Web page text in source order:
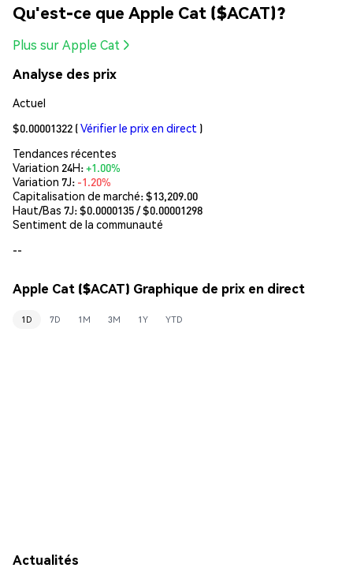
Qu'est-ce que Apple Cat ($ACAT)?
Plus sur Apple Cat
Analyse des prix
Actuel
$0.00001322 (Vérifier le prix en direct )
Tendances récentes
Variation 24H:+1.00%
Variation 7J: -1.20%
Capitalisation de marché:$13,209.00
Haut/Bas 7J: $0.0000135/ $0.00001298
Sentiment de la communauté
--
Apple Cat ($ACAT) Graphique de prix en direct
1D 7D 1M 3M 1Y YTD
Actualités